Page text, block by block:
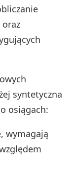
syntetyczna
osiągach:
wymagają